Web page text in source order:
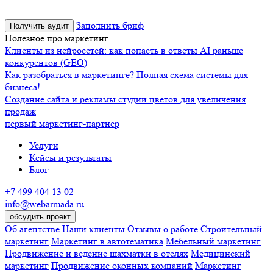
Получить аудит
Заполнить бриф
Полезное про маркетинг
Клиенты из нейросетей: как попасть в ответы AI раньше
конкурентов (GEO)
Как разобраться в маркетинге? Полная схема системы для
бизнеса!
Создание сайта и рекламы студии цветов для увеличения
продаж
первый маркетинг-партнер
Услуги
Кейсы и результаты
Блог
+7 499 404 13 02
info@webarmada.ru
обсудить проект
Об агентстве Наши клиенты Отзывы о работе Строительный
маркетинг Маркетинг в автотематика Мебельный маркетинг
Продвижение и ведение шахматки в отелях Медицинский
маркетинг Продвижение оконных компаний Маркетинг